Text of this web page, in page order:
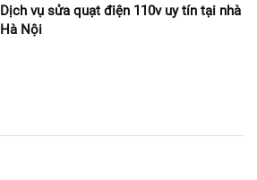
Dịch vụ sửa quạt điện 110v uy tín tại nhà
Hà Nội